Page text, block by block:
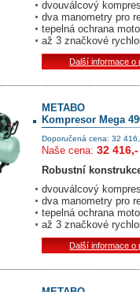
dvouválcový
dva manometry pro
tepelná ochrana
až 3 značkové
Další informace o
METABO
Kompresor Mega
Doporučená cena: 32
Naše cena: 32
Robustní
dvouválcový
dva manometry pro
tepelná ochrana
až 3 značkové
Další informace o